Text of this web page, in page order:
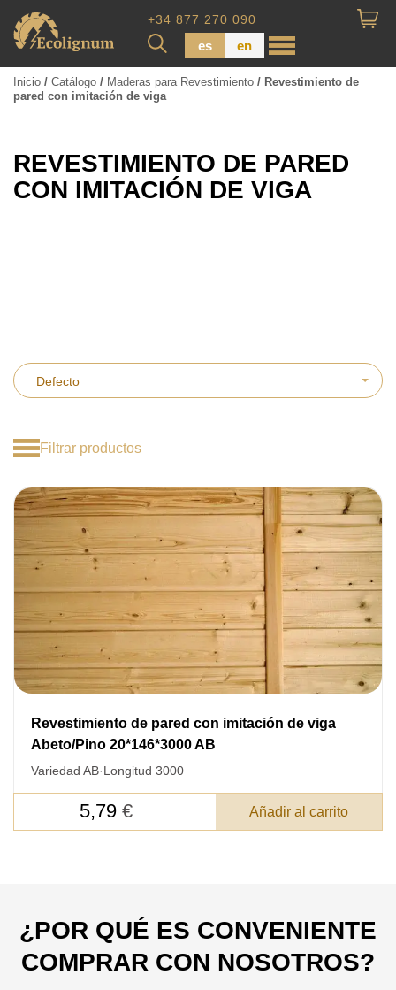
+34 877 270 090
es en
Tabla de piso
Tableros de Madera
Inicio / Catálogo / Maderas para Revestimiento / Revestimiento de
pared con imitación de viga
REVESTIMIENTO DE PARED
CON IMITACIÓN DE VIGA
Sort Products
Defecto
Filtrar productos
Revestimiento de pared con imitación de viga
Abeto/Pino 20*146*3000 AB
Variedad AB·Longitud 3000
5,79 € Añadir al carrito
¿POR QUÉ ES CONVENIENTE
COMPRAR CON NOSOTROS?
DEJE SU
DATOS PARA REVERTIR